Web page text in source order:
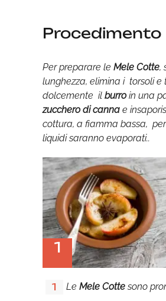
Procedimento
Per preparare le Mele Cotte,
lunghezza, elimina i torsoli e
dolcemente il burroin una
zucchero di canna e
cottura, a fiamma bassa,
liquidi saranno evaporati..
1
1 Le Mele Cottesono